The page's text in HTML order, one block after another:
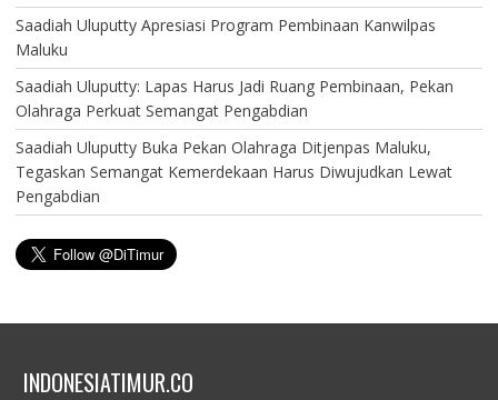
Saadiah Uluputty Apresiasi Program Pembinaan Kanwilpas
Maluku
Saadiah Uluputty: Lapas Harus Jadi Ruang Pembinaan, Pekan
Olahraga Perkuat Semangat Pengabdian
Saadiah Uluputty Buka Pekan Olahraga Ditjenpas Maluku,
Tegaskan Semangat Kemerdekaan Harus Diwujudkan Lewat
Pengabdian
INDONESIATIMUR.CO